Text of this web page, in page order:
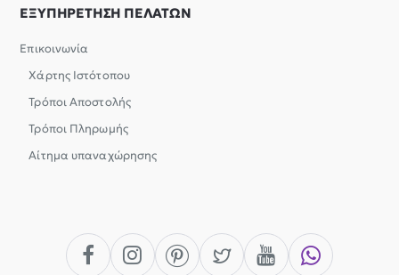
ΕΞΥΠΗΡΕΤΗΣΗ ΠΕΛΑΤΩΝ
Επικοινωνία
Χάρτης Ιστότοπου
Τρόποι Αποστολής
Τρόποι Πληρωμής
Αίτημα υπαναχώρησης